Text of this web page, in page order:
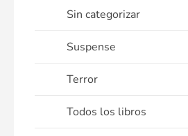
Sin categorizar
Suspense
Terror
Todos los libros